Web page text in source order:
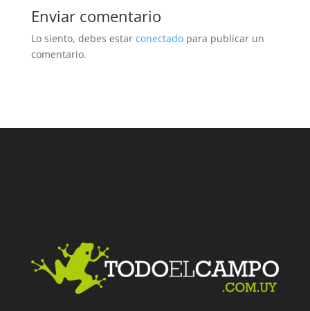
Enviar comentario
Lo siento, debes estar conectadopara publicar un
comentario.
Facebook